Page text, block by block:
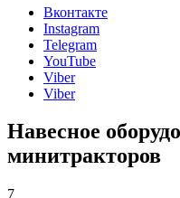
Вконтакте
Instagram
Telegram
YouTube
Viber
Viber
Навесное
минитракторов
7